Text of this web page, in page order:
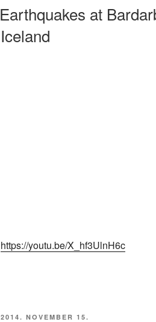
Earthquakes at
Iceland
https://youtu.be/X_hf3UlnH6c
BEKÜLDVE:
2014. NOVEMBER 15.